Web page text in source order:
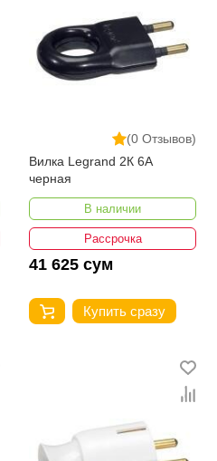
(0 Отзывов)
Вилка Legrand 2К 6А
черная
В наличии
Рассрочка
41 625 сум
Купить сразу